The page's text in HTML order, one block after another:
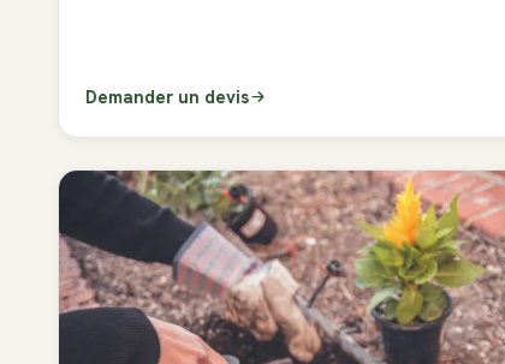
Demander un devis